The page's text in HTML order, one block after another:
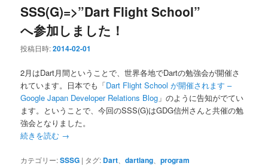
SSS(G)=>”Dart Flight School”
へ参加しました！
投稿日時:2014-02-01
2月はDart月間ということで、世界各地でDartの勉強会が開催さ
れています。日本でも「Dart Flight School が開催されます –
Google Japan Developer Relations Blog 」のように告知がでてい
ます。ということで、今回のSSS(G)はGDG信州さんと共催の勉
強会となりました。
続きを読む →
カテゴリー:SSSG | タグ: Dart 、dartlang 、program